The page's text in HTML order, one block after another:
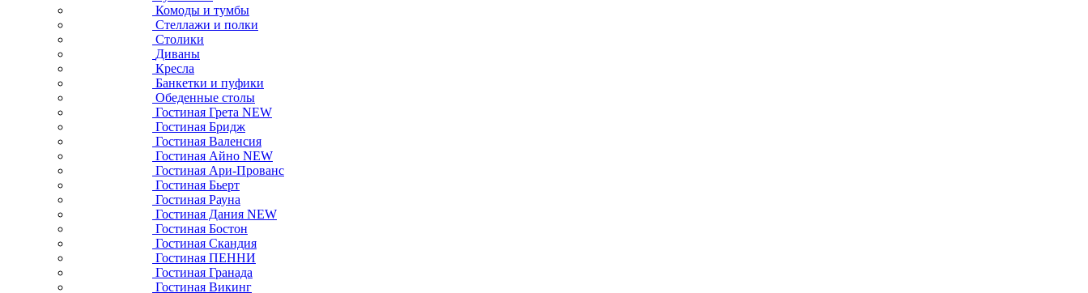
Комоды и тумбы
Стеллажи и полки
Столики
Диваны
Кресла
Банкетки и пуфики
Обеденные столы
Гостиная Грета NEW
Гостиная Бридж
Гостиная Валенсия
Гостиная Айно NEW
Гостиная Ари-Прованс
Гостиная Бьерт
Гостиная Рауна
Гостиная Дания NEW
Гостиная Бостон
Гостиная Скандия
Гостиная ПЕННИ
Гостиная Гранада
Гостиная Викинг